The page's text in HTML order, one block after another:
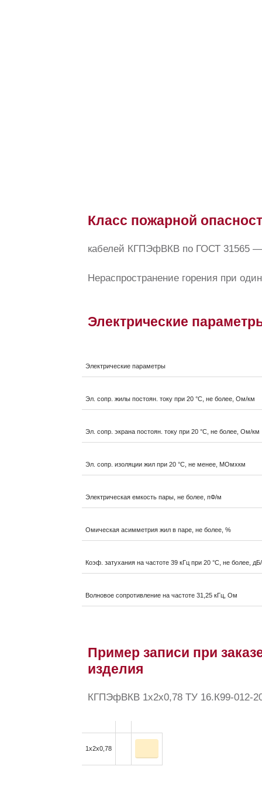
Класс пожарной
кабелей КГПЭфВКВ по ГОСТ 31565
Нераспространение горения при
Электрические
Электрические параметры
Эл. сопр. жилы постоян. току при 20 °С, не более, Ом/км
Эл. сопр. экрана постоян. току при 20 °С, не более, Ом/км
Эл. сопр. изоляции жил при 20 °С, не менее, МОмxкм
Электрическая емкость пары, не более, пФ/м
Омическая асимметрия жил в паре, не более, %
Коэф. затухания на частоте 39 кГц при 20 °С, не более,
Волновое сопротивление на частоте 31,25 кГц, Ом
Пример записи при
изделия
КГПЭфВКВ 1x2x0,78 ТУ 16.К99-012-
1x2x0,78